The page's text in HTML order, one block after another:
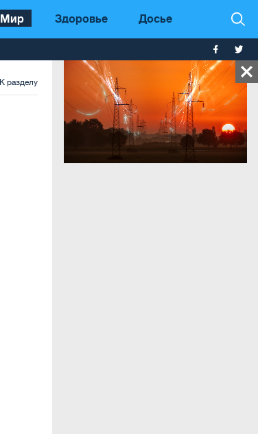
Мир Здоровье Досье
К разделу